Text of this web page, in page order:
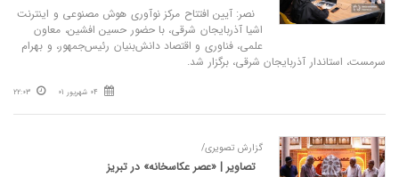
نصر: آیین افتتاح مرکز نوآوری هوش مصنوعی و اینترنت
اشیا آذربایجان شرقی، با حضور حسین افشین، معاون
علمی، فناوری و اقتصاد دانش‌بنیان رئیس‌جمهور، و بهرام
سرمست، استاندار آذربایجان شرقی، برگزار شد.
04 شهریور 01 22:03
گزارش تصویری/
تصاویر | «عصر عکاسخانه» در تبریز